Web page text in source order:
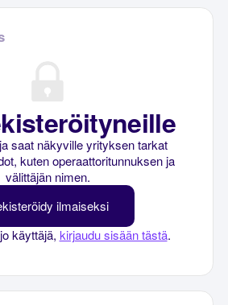
saat näkyville yrityksen tarkat
kuten operaattoritunnuksen ja
välittäjän nimen.
ilmaiseksi
käyttäjä, kirjaudu sisään tästä.